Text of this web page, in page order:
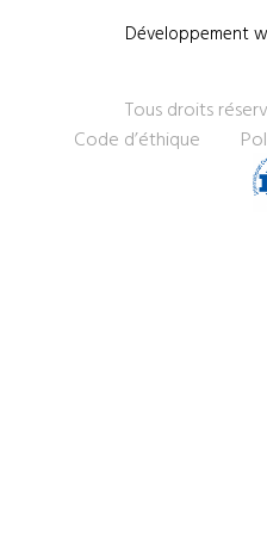
Développement
Tous droits
Code d’éthique